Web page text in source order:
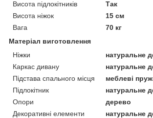
Висота підлокітників
Так
Висота ніжок
15 см
Вага
70 кг
Матеріал виготовлення
Ніжки
натуральне
Каркас дивану
натуральне
Підстава спального місця
меблеві
Підлокітник
натуральне
Опори
дерево
Декоративні елементи
натуральне